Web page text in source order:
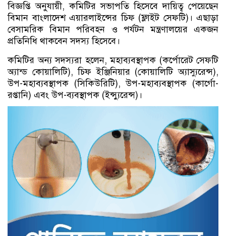
বিজ্ঞপ্তি অনুযায়ী, কমিটির সভাপতি হিসেবে দায়িত্ব পেয়েছেন
বিমান বাংলাদেশ এয়ারলাইন্সের চিফ (ফ্লাইট সেফটি)। এছাড়া
বেসামরিক বিমান পরিবহন ও পর্যটন মন্ত্রণালয়ের একজন
প্রতিনিধি থাকবেন সদস্য হিসেবে।
কমিটির অন্য সদস্যরা হলেন, মহাব্যবস্থাপক (কর্পোরেট সেফটি
অ্যান্ড কোয়ালিটি), চিফ ইঞ্জিনিয়ার (কোয়ালিটি অ্যাস্যুরেন্স),
উপ-মহাব্যবস্থাপক (সিকিউরিটি), উপ-মহাব্যবস্থাপক (কার্গো-
রপ্তানি) এবং উপ-ব্যবস্থাপক (ইন্স্যুরেন্স)।